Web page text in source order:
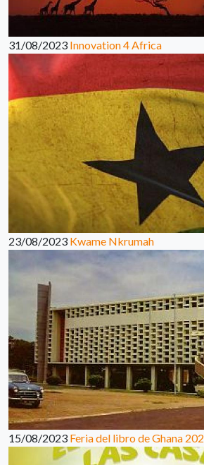
31/08/2023 Innovation 4 Africa
23/08/2023 Kwame Nkrumah
15/08/2023 Feria del libro de Ghana